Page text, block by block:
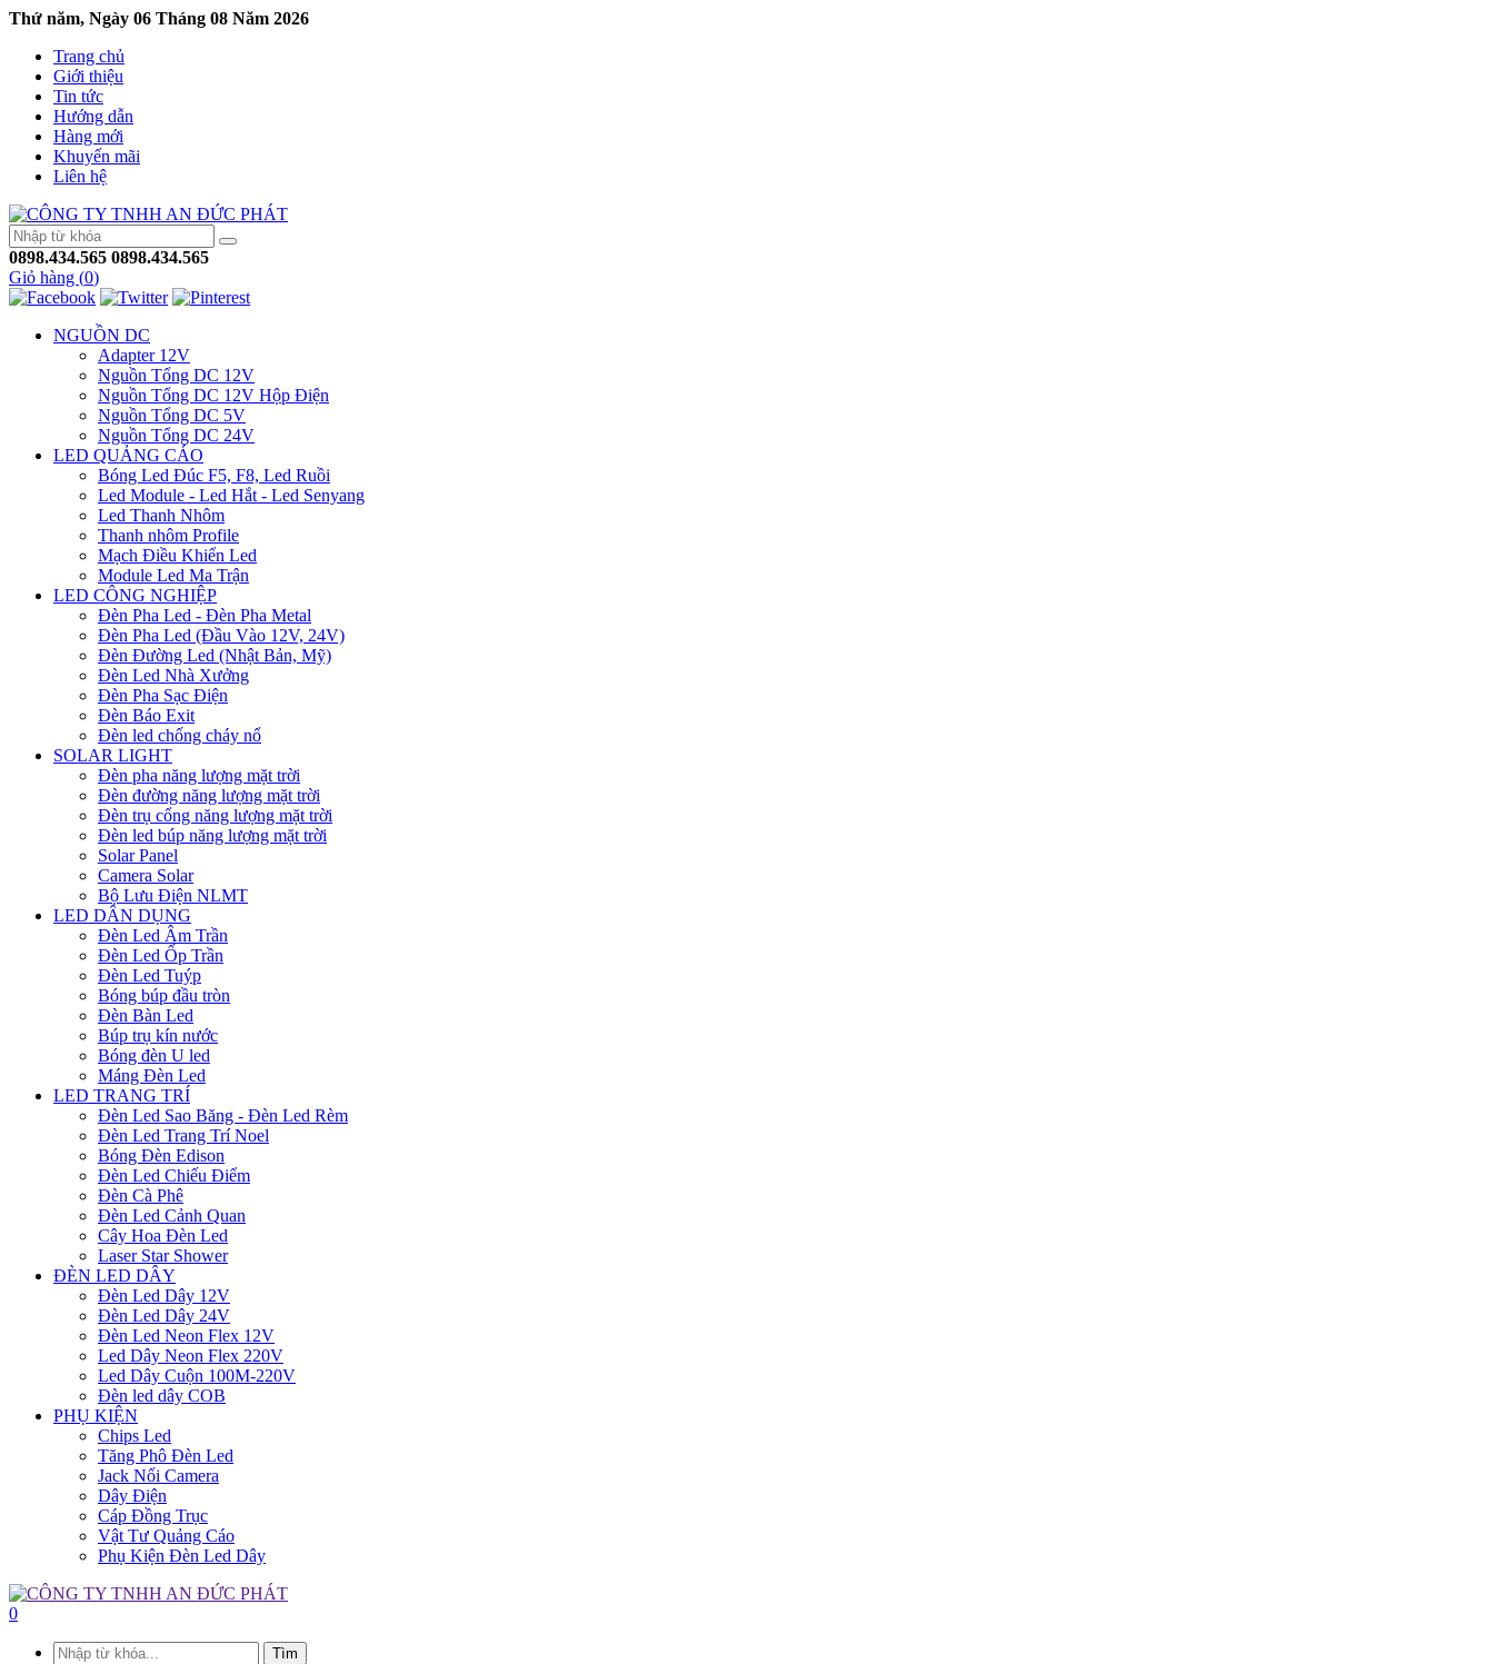
Thứ năm, Ngày 06 Tháng 08 Năm 2026
Trang chủ
Giới thiệu
Tin tức
Hướng dẫn
Hàng mới
Khuyến mãi
Liên hệ
0898.434.565 0898.434.565
Giỏ hàng (0)
NGUỒN DC
Adapter 12V
Nguồn Tổng DC 12V
Nguồn Tổng DC 12V Hộp Điện
Nguồn Tổng DC 5V
Nguồn Tổng DC 24V
LED QUẢNG CÁO
Bóng Led Đúc F5, F8, Led Ruồi
Led Module - Led Hắt - Led Senyang
Led Thanh Nhôm
Thanh nhôm Profile
Mạch Điều Khiển Led
Module Led Ma Trận
LED CÔNG NGHIỆP
Đèn Pha Led - Đèn Pha Metal
Đèn Pha Led (Đầu Vào 12V, 24V)
Đèn Đường Led (Nhật Bản, Mỹ)
Đèn Led Nhà Xưởng
Đèn Pha Sạc Điện
Đèn Báo Exit
Đèn led chống cháy nổ
SOLAR LIGHT
Đèn pha năng lượng mặt trời
Đèn đường năng lượng mặt trời
Đèn trụ cổng năng lượng mặt trời
Đèn led búp năng lượng mặt trời
Solar Panel
Camera Solar
Bộ Lưu Điện NLMT
LED DÂN DỤNG
Đèn Led Âm Trần
Đèn Led Ốp Trần
Đèn Led Tuýp
Bóng búp đầu tròn
Đèn Bàn Led
Búp trụ kín nước
Bóng đèn U led
Máng Đèn Led
LED TRANG TRÍ
Đèn Led Sao Băng - Đèn Led Rèm
Đèn Led Trang Trí Noel
Bóng Đèn Edison
Đèn Led Chiếu Điểm
Đèn Cà Phê
Đèn Led Cảnh Quan
Cây Hoa Đèn Led
Laser Star Shower
ĐÈN LED DÂY
Đèn Led Dây 12V
Đèn Led Dây 24V
Đèn Led Neon Flex 12V
Led Dây Neon Flex 220V
Led Dây Cuộn 100M-220V
Đèn led dây COB
PHỤ KIỆN
Chips Led
Tăng Phô Đèn Led
Jack Nối Camera
Dây Điện
Cáp Đồng Trục
Vật Tư Quảng Cáo
Phụ Kiện Đèn Led Dây
0
Tìm